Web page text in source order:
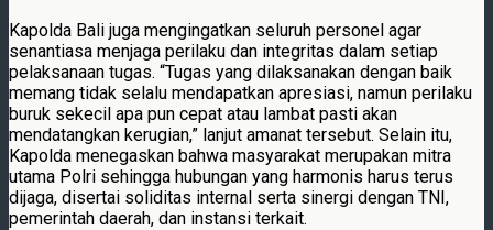
Kapolda Bali juga mengingatkan seluruh personel agar
senantiasa menjaga perilaku dan integritas dalam setiap
pelaksanaan tugas. “Tugas yang dilaksanakan dengan baik
memang tidak selalu mendapatkan apresiasi, namun perilaku
buruk sekecil apa pun cepat atau lambat pasti akan
mendatangkan kerugian,” lanjut amanat tersebut. Selain itu,
Kapolda menegaskan bahwa masyarakat merupakan mitra
utama Polri sehingga hubungan yang harmonis harus terus
dijaga, disertai soliditas internal serta sinergi dengan TNI,
pemerintah daerah, dan instansi terkait.